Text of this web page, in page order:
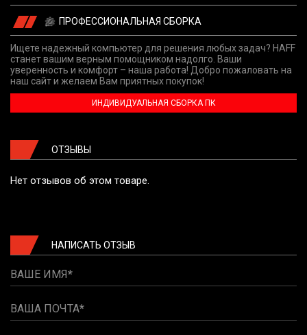
ПРОФЕССИОНАЛЬНАЯ СБОРКА
Ищете надежный компьютер для решения любых задач? HAFF
станет вашим верным помощником надолго. Ваши
уверенность и комфорт – наша работа! Добро пожаловать на
наш сайт и желаем Вам приятных покупок!
ИНДИВИДУАЛЬНАЯ СБОРКА ПК
ОТЗЫВЫ
Нет отзывов об этом товаре.
НАПИСАТЬ ОТЗЫВ
ВАШЕ ИМЯ
ВАША ПОЧТА